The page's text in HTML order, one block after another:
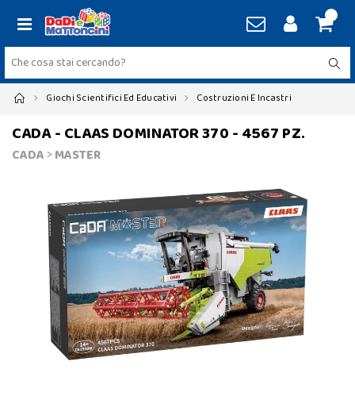
Giochi Scientifici Ed Educativi Costruzioni E Incastri
CADA - CLAAS DOMINATOR 370 - 4567 PZ.
CADA>MASTER